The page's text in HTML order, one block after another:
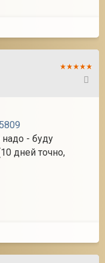
- буду
дней точно,